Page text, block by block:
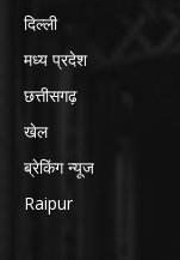
दिल्ली
मध्य प्रदेश
छत्तीसगढ़
खेल
ब्रेकिंग न्यूज
Raipur